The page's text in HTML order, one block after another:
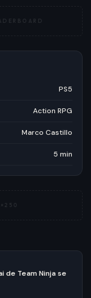
PS5
Action RPG
Marco Castillo
5 min
de Team Ninja se